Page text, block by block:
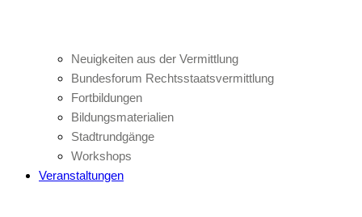
Neuigkeiten aus der Vermittlung
Bundesforum Rechtsstaatsvermittlung
Fortbildungen
Bildungsmaterialien
Stadtrundgänge
Workshops
Veranstaltungen